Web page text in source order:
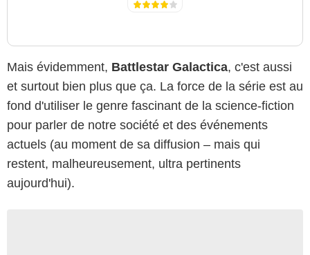
Mais évidemment, Battlestar Galactica, c'est aussi
et surtout bien plus que ça. La force de la série est au
fond d'utiliser le genre fascinant de la science-fiction
pour parler de notre société et des événements
actuels (au moment de sa diffusion – mais qui
restent, malheureusement, ultra pertinents
aujourd'hui).